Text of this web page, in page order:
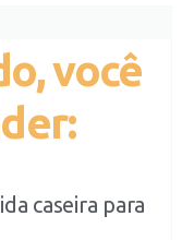
você
caseira para